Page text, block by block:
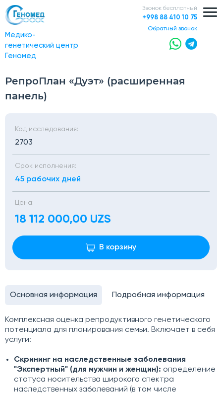
Медико-
генетический центр
Геномед
Звонок бесплатный
+998 88 410 10 75
обратный звонок
РепроПлан «Дуэт» (расширенная
панель)
Основная информация Подробная информация
Комплексная оценка репродуктивного генетического
потенциала для планирования семьи. Включает в себя
услуги:
Скрининг на наследственные заболевания
"Экспертный" (для мужчин и женщин): определение
статуса носительства широкого спектра
наследственных заболеваний (в том числе
Код исследования:
2703
Срок исполнения:
45 рабочих дней
Цена:
18 112 000,00 UZS
В корзину